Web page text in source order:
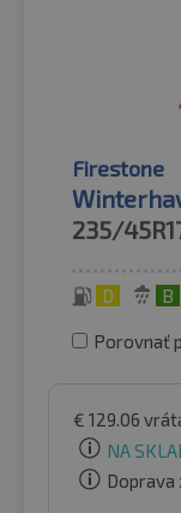
Firestone
235/
D B
Porovnať
€ 129.06
NA
Doprava